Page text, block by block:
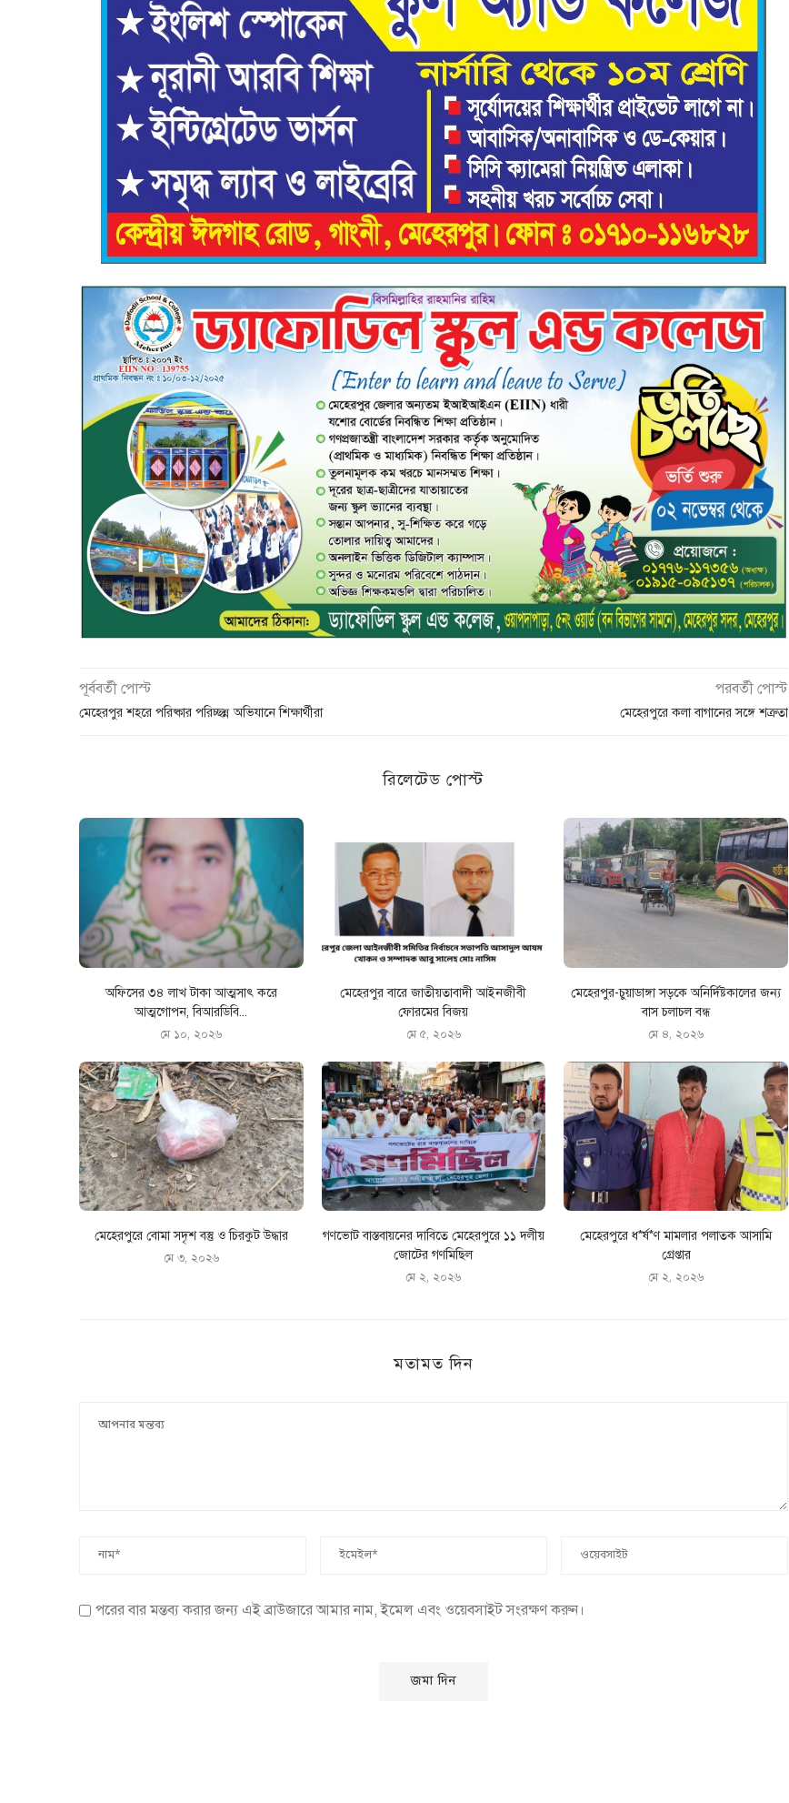
পূর্ববর্তী পোস্ট
মেহেরপুর শহরে পরিষ্কার পরিচ্ছন্ন অভিযানে শিক্ষার্থীরা
পরবর্তী পোস্ট
মেহেরপুরে কলা বাগানের সঙ্গে শত্রুতা
রিলেটেড পোস্ট
অফিসের ৩৪ লাখ টাকা আত্মসাৎ করে
আত্মগোপন, বিআরডিবি...
মে ১০, ২০২৬
মেহেরপুর বারে জাতীয়তাবাদী আইনজীবী
ফোরমের বিজয়
মে ৫, ২০২৬
মেহেরপুর-চুয়াডাঙ্গা সড়কে অনির্দিষ্টকালের জন্য
বাস চলাচল বন্ধ
মে ৪, ২০২৬
মেহেরপুরে বোমা সদৃশ বস্তু ও চিরকুট উদ্ধার
মে ৩, ২০২৬
গণভোট বাস্তবায়নের দাবিতে মেহেরপুরে ১১ দলীয়
জোটের গণমিছিল
মে ২, ২০২৬
মেহেরপুরে ধ*র্ষ*ণ মামলার পলাতক আসামি
গ্রেপ্তার
মে ২, ২০২৬
মতামত দিন
পরের বার মন্তব্য করার জন্য এই ব্রাউজারে আমার নাম, ইমেল এবং ওয়েবসাইট সংরক্ষণ করুন।